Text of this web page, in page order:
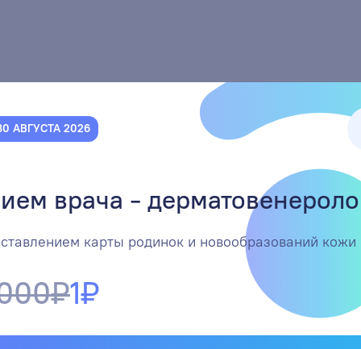
АВГУСТА 2026
врача -
карты родинок и новообразований кожи
1₽
приёмонлайн Записаться